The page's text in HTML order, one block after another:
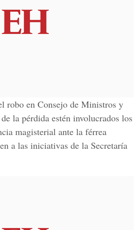
robo en Consejo de Ministros y
la pérdida estén involucrados los
magisterial ante la férrea
a las iniciativas de la Secretaría